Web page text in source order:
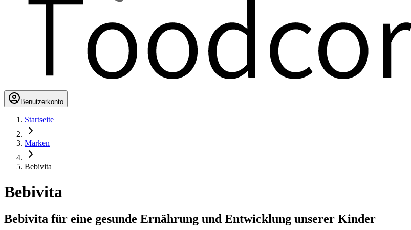
Benutzerkonto
Startseite
Marken
Bebivita
Bebivita
Bebivita für eine gesunde Ernährung und Entwicklung unserer Kinder